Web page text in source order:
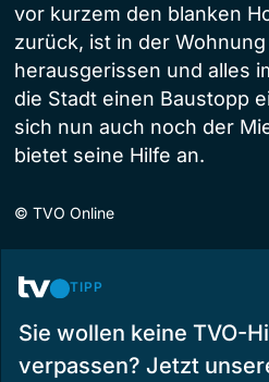
vor kurzem den blanken
zurück, ist in der
herausgerissen und alles
die Stadt einen Baustopp
sich nun auch noch der
bietet seine Hilfe an.
© TVO Online
TIPP
Sie wollen keine TVO-
verpassen? Jetzt